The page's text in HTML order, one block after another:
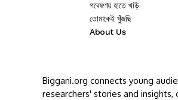
গবেষণায় হাতে খড়ি
তোমাকেই খুঁজছি
About Us
Biggani.org connects young
researchers' stories and